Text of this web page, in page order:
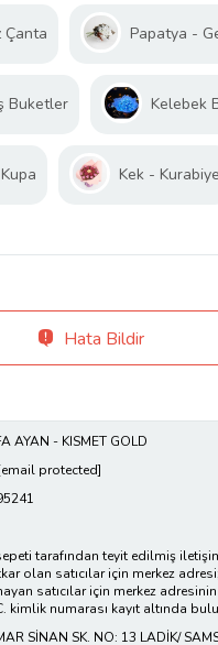
Çanta Papatya -
Buketler Kelebek
Kupa Kek - Kurabiye
Hata Bildir
AYAN - KISMET GOLD
protected]
tarafından teyit edilmiş
olan satıcılar için merkez adresi;
satıcılar için merkez
kimlik numarası kayıt altında
SİNAN SK. NO: 13 LADİK/